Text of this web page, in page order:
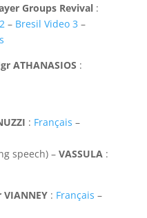
Groups Revival:
– Bresil Video 3 –
ATHANASIOS :
: Français –
speech) – VASSULA :
VIANNEY: Français –